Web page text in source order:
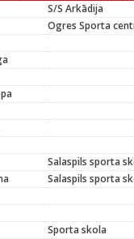
S/S Arkādija
Ogres Sporta
Salaspils sporta
Salaspils sporta
Sporta skola